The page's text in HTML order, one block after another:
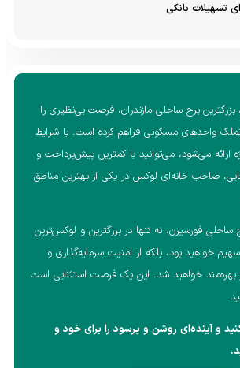
تسهیلات بانکی
برج ساحلی مازندران، فرصت بی‌نظیری را
تملک واحدهای مسکونی فراهم کرده است. با شرایط
ارائه می‌شود، می‌توانید با کمترین پیش‌پرداخت و
صاحب خانه‌ای لوکس در یکی از بهترین مناطق
ساحلی فورسیزن، نه تنها در بزرگترین و لوکس‌ترین
خواهید بود، بلکه از امنیت سرمایه‌گذاری و
بهره‌مند خواهید شد. این یک فرصت استثنایی است
و آینده‌ای روشن و پرسود را برای خود و